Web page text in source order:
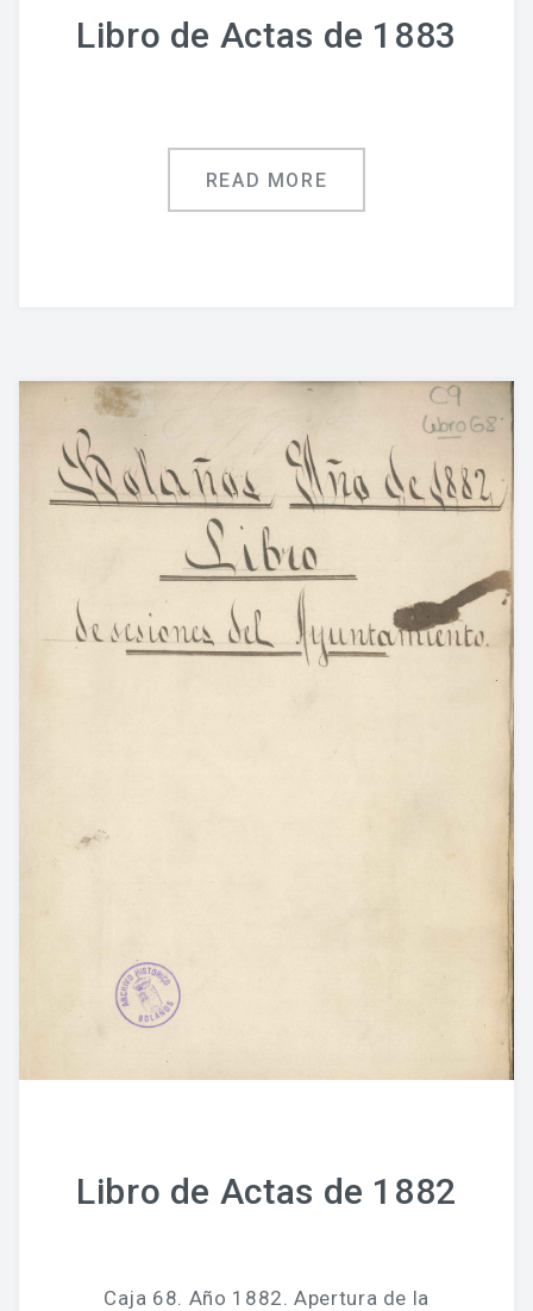
Libro de Actas de 1883
READ MORE
Libro de Actas de 1882
Caja 68. Año 1882. Apertura de la